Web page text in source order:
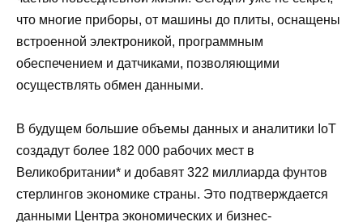
что многие приборы, от машины до плиты, оснащены
встроенной электроникой, программным
обеспечением и датчиками, позволяющими
осуществлять обмен данными.
В будущем большие объемы данных и аналитики IoT
создадут более 182 000 рабочих мест в
Великобритании* и добавят 322 миллиарда фунтов
стерлингов экономике страны. Это подтверждается
данными Центра экономических и бизнес-